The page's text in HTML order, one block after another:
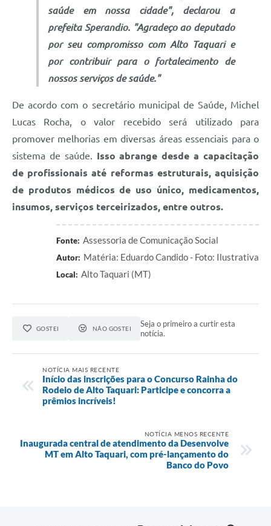
saúde em nossa cidade", declarou a
prefeita Sperandio. "Agradeço ao deputado
por seu compromisso com Alto Taquari e
por contribuir para o fortalecimento de
nossos serviços de saúde."
De acordo com o secretário municipal de Saúde, Michel
Lucas Rocha, o valor recebido será utilizado para
promover melhorias em diversas áreas essenciais para o
sistema de saúde. Isso abrange desde a capacitação
de profissionais até reformas estruturais, aquisição
de produtos médicos de uso único, medicamentos,
insumos, serviços terceirizados, entre outros.
Fonte: Assessoria de Comunicação Social
Autor: Matéria: Eduardo Candido - Foto: Ilustrativa
Local: Alto Taquari (MT)
GOSTEI NÃO GOSTEI
Seja o primeiro a curtir esta
notícia.
NOTÍCIA MAIS RECENTE
Início das inscrições para o Concurso Rainha do
Rodeio de Alto Taquari: Participe e concorra a
prêmios incríveis!
NOTÍCIA MENOS RECENTE
Inaugurada central de atendimento da Desenvolve
MT em Alto Taquari, com pré-lançamento do
Banco do Povo